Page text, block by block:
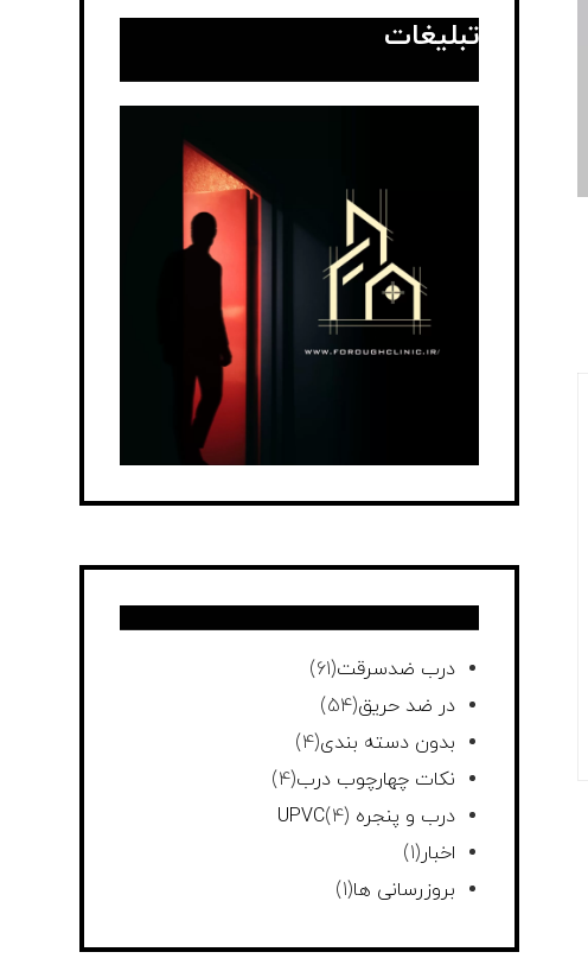
تبلیغات
درب ضدسرقت(61)
در ضد حریق(54)
بدون دسته بندی(4)
نکات چهارچوب درب(4)
درب و پنجره UPVC (4)
اخبار(1)
بروزرسانی ها(1)